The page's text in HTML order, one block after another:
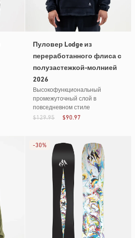
Пуловер Lodge из
переработанного флиса с
полузастежкой-молнией
2026
Высокофункциональный
промежуточный слой в
повседневном стиле
$90.97
$129.95
-30%